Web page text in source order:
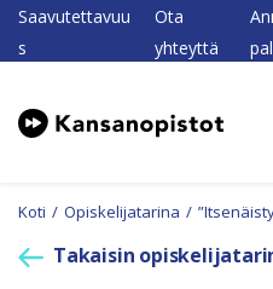
Saavutettavuu
s
Ota
yhteyttä
Koti / Opiskelijatarina /
Takaisin